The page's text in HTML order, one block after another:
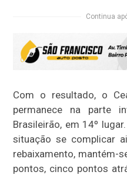
Continua
Com o resultado, o
permanece na parte
Brasileirão, em 14º
situação se complicar
rebaixamento, mantém-
pontos, cinco pontos